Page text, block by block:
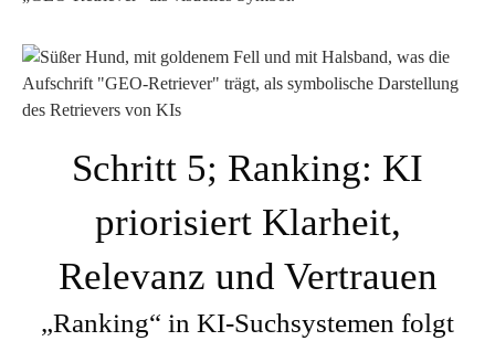
Schritt 5; Ranking: KI
priorisiert Klarheit,
Relevanz und Vertrauen
„Ranking“ in KI-Suchsystemen folgt